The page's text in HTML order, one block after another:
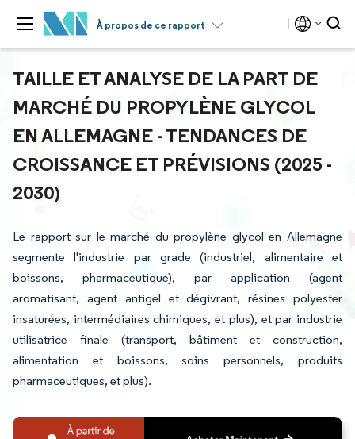
À propos de ce rapport
TAILLE ET ANALYSE DE LA PART DE
MARCHÉ DU PROPYLÈNE GLYCOL
EN ALLEMAGNE - TENDANCES DE
CROISSANCE ET PRÉVISIONS (2025 -
2030)
Le rapport sur le marché du propylène glycol en Allemagne
segmente l'industrie par grade (industriel, alimentaire et
boissons, pharmaceutique), par application (agent
aromatisant, agent antigel et dégivrant, résines polyester
insaturées, intermédiaires chimiques, et plus), et par industrie
utilisatrice finale (transport, bâtiment et construction,
alimentation et boissons, soins personnels, produits
pharmaceutiques, et plus).